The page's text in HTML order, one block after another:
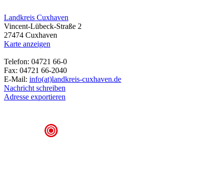
Landkreis Cuxhaven
Vincent-Lübeck-Straße 2
27474 Cuxhaven
Karte anzeigen
Telefon: 04721 66-0
Fax: 04721 66-2040
E-Mail: info(at)landkreis-cuxhaven.de
Nachricht schreiben
Adresse exportieren